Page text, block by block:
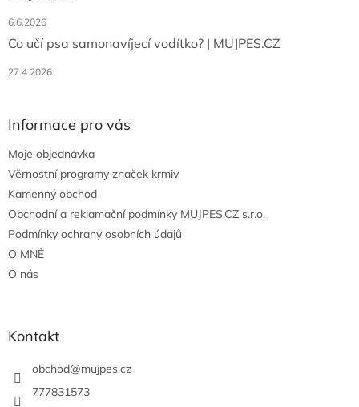
6.6.2026
Co učí psa samonavíjecí vodítko? | MUJPES.CZ
27.4.2026
Informace pro vás
Moje objednávka
Věrnostní programy značek krmiv
Kamenný obchod
Obchodní a reklamační podmínky MUJPES.CZ s.r.o.
Podmínky ochrany osobních údajů
O MNĚ
O nás
Kontakt
obchod@mujpes.cz
777831573